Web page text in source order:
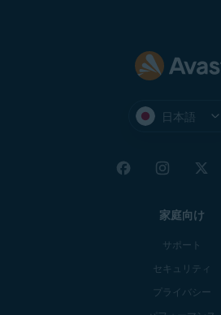
日本語
家庭向け
サポート
セキュリティ
プライバシー